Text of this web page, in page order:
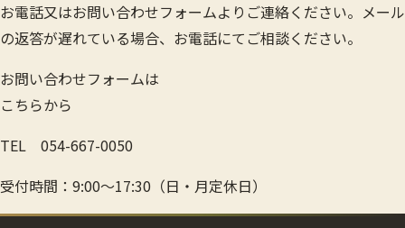
お電話又はお問い合わせフォームよりご連絡ください。メール
の返答が遅れている場合、お電話にてご相談ください。
お問い合わせフォームは
こちらから
TEL 054-667-0050
受付時間：9:00～17:30（日・月定休日）